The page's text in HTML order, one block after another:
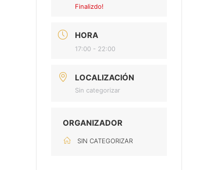
Finalizdo!
HORA
17:00 - 22:00
LOCALIZACIÓN
Sin categorizar
ORGANIZADOR
SIN CATEGORIZAR